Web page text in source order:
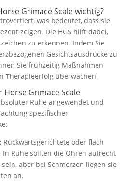
Grimace Scale wichtig?
was bedeutet, dass sie
zeigen. Die HGS hilft dabei,
zu erkennen. Indem Sie
Gesichtsausdrücke zu
Sie frühzeitig Maßnahmen
Therapieerfolg überwachen.
Horse Grimace Scale
Ruhe angewendet und
spezifischer
Rückwärtsgerichtete oder flach
In Ruhe sollten die Ohren aufrecht
aber bei Schmerzen liegen sie
an.